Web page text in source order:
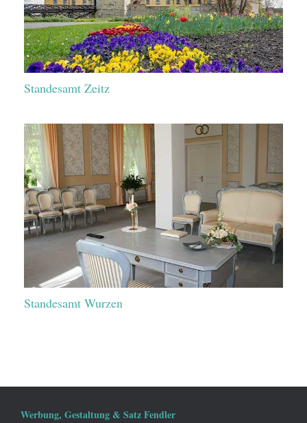
Standesamt Zeitz
Standesamt Wurzen
Werbung, Gestaltung & Satz Fendler